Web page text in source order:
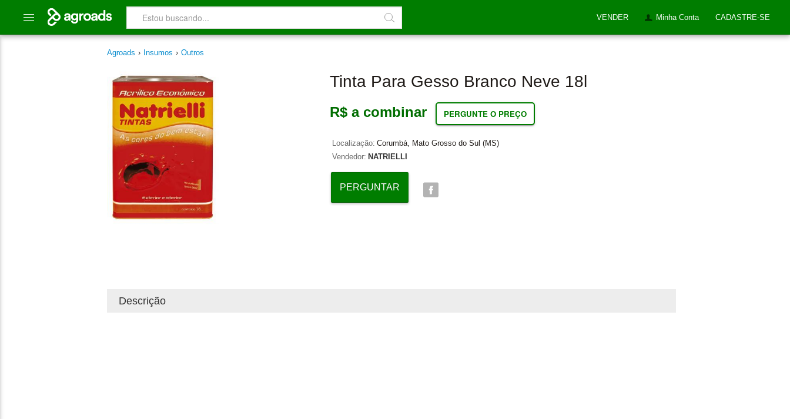
VENDER Minha Conta CADASTRE-SE
Agroads › Insumos › Outros
Tinta Para Gesso Branco Neve 18l
R$ a combinar PERGUNTE O PREÇO
Localização: Corumbá, Mato Grosso do Sul (MS)
Vendedor: NATRIELLI
PERGUNTAR
Descrição